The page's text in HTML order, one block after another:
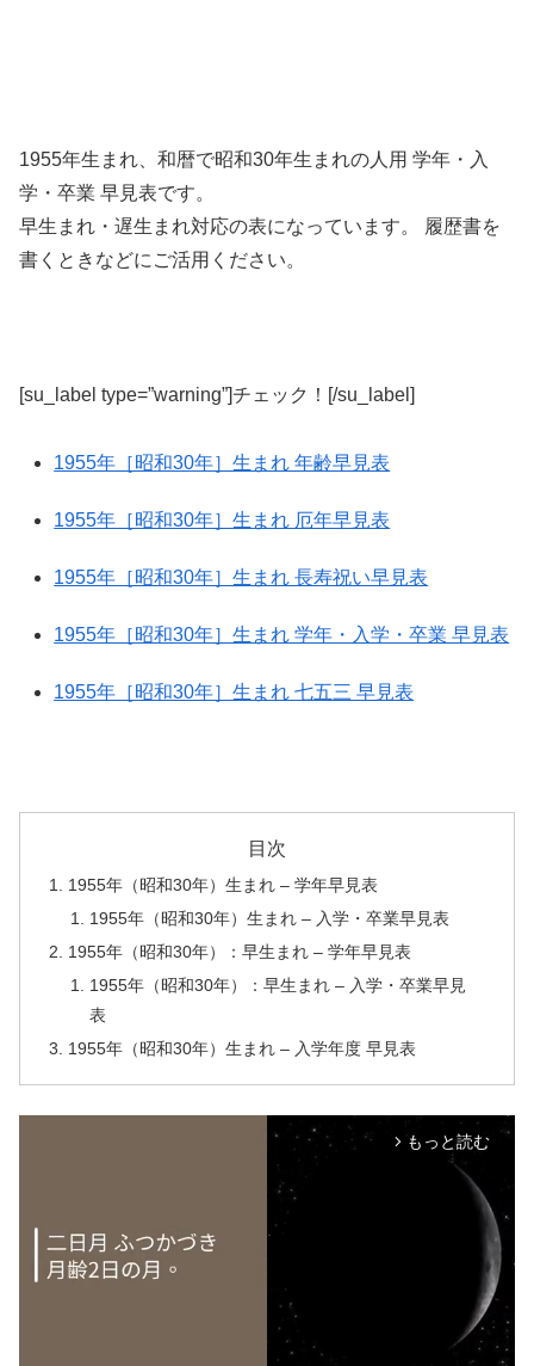
1955年生まれ、和暦で昭和30年生まれの人用 学年・入
学・卒業 早見表です。
早生まれ・遅生まれ対応の表になっています。 履歴書を
書くときなどにご活用ください。
[su_label type=”warning”]チェック！[/su_label]
1955年［昭和30年］生まれ 年齢早見表
1955年［昭和30年］生まれ 厄年早見表
1955年［昭和30年］生まれ 長寿祝い早見表
1955年［昭和30年］生まれ 学年・入学・卒業 早見表
1955年［昭和30年］生まれ 七五三 早見表
目次
1955年（昭和30年）生まれ – 学年早見表
1955年（昭和30年）生まれ – 入学・卒業早見表
1955年（昭和30年）：早生まれ – 学年早見表
1955年（昭和30年）：早生まれ – 入学・卒業早見
表
1955年（昭和30年）生まれ – 入学年度 早見表
arrow_forward_ios もっと読む